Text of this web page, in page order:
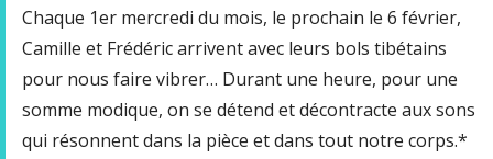
Chaque 1er mercredi du mois, le prochain le 6 février,
Camille et Frédéric arrivent avec leurs bols tibétains
pour nous faire vibrer… Durant une heure, pour une
somme modique, on se détend et décontracte aux sons
qui résonnent dans la pièce et dans tout notre corps.*